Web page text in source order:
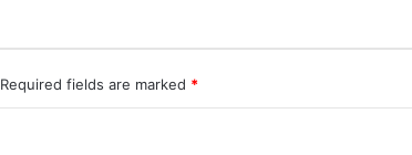
Required fields are marked *